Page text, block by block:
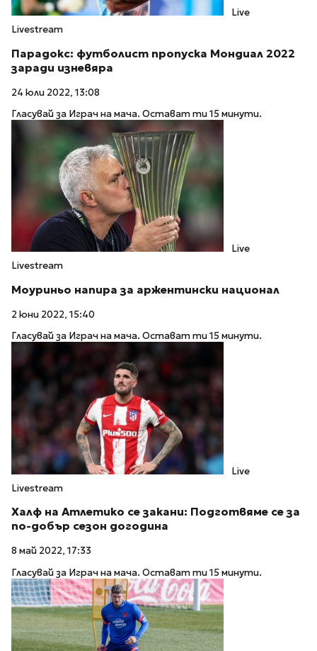
Live
Livestream
Парадокс: футболист пропуска Мондиал 2022
заради изневяра
24 юли 2022, 13:08
Гласувай за Играч на мача. Остават ти 15 минути.
Live
Livestream
Моуриньо напира за аржентински национал
2 юни 2022, 15:40
Гласувай за Играч на мача. Остават ти 15 минути.
Live
Livestream
Халф на Атлетико се закани: Подготвяме се за
по-добър сезон догодина
8 май 2022, 17:33
Гласувай за Играч на мача. Остават ти 15 минути.